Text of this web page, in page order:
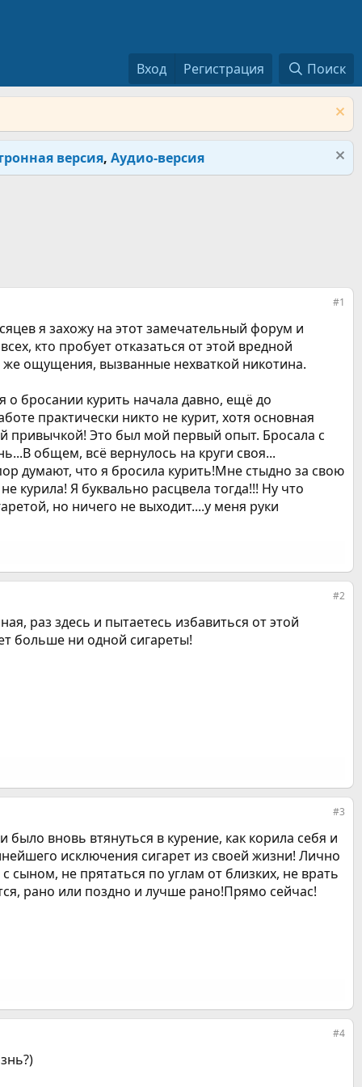
Вход Регистрация Поиск
версия, Аудио-версия
#1
я захожу на этот замечательный форум и
кто пробует отказаться от этой вредной
же ощущения, вызванные нехваткой никотина.
о бросании курить начала давно, ещё до
практически никто не курит, хотя основная
привычкой! Это был мой первый опыт. Бросала с
общем, всё вернулось на круги своя...
думают, что я бросила курить!Мне стыдно за свою
курила! Я буквально расцвела тогда!!! Ну что
но ничего не выходит....у меня руки
#2
раз здесь и пытаетесь избавиться от этой
больше ни одной сигареты!
#3
вновь втянуться в курение, как корила себя и
исключения сигарет из своей жизни! Лично
не прятаться по углам от близких, не врать
рано или поздно и лучше рано!Прямо сейчас!
#4